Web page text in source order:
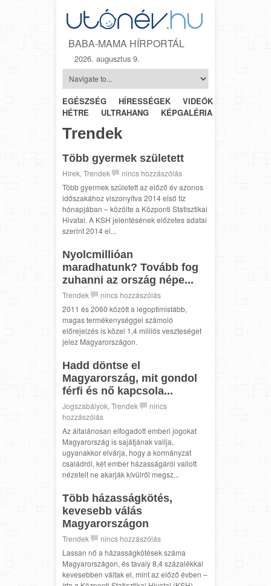
BABA-MAMA HÍRPORTÁL
2026. augusztus 9.
EGÉSZSÉG HÍRESSÉGEK VIDEÓK
HÉTRŐL-
HÉTRE
ULTRAHANG KÉPGALÉRIA
Trendek
Több gyermek született
Hírek, Trendek
nincs hozzászólás
Több gyermek született az előző év azonos
időszakához viszonyítva 2014 első tíz
hónapjában – közölte a Központi Statisztikai
Hivatal. A KSH jelentésének előzetes adatai
szerint 2014 el...
Nyolcmillióan
maradhatunk? Tovább fog
zuhanni az ország népe...
Trendek
nincs hozzászólás
2011 és 2060 között a legoptimistább,
magas termékenységgel számoló
előrejelzés is közel 1,4 milliós veszteséget
jelez Magyarországon.
Hadd döntse el
Magyarország, mit gondol
férfi és nő kapcsola...
Jogszabályok, Trendek
nincs
hozzászólás
Az általánosan elfogadott emberi jogokat
Magyarország is sajátjának vallja,
ugyanakkor elvárja, hogy a kormányzat
családról, két ember házasságáról vallott
nézeteit ne akarják kívülről megsz...
Több házasságkötés,
kevesebb válás
Magyarországon
Trendek
nincs hozzászólás
Lassan nő a házasságkötések száma
Magyarországon, és tavaly 8,4 százalékkal
kevesebben váltak el, mint az előző évben –